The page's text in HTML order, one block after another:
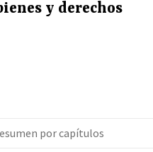
y derechos
por capítulos